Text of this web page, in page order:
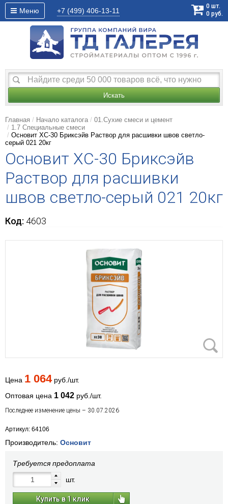
Меню +7 (499) 406-13-11
0 шт.
0 руб.
Искать
Главная Начало каталога
01.Сухие смеси и цемент
1.7 Специальные смеси
Основит XC-30 Бриксэйв Раствор для расшивки швов светло-
серый 021 20кг
Основит XC-30 Бриксэйв
Раствор для расшивки
швов светло-серый 021 20кг
Код: 4603
Цена 1 064руб./шт.
Оптовая цена 1 042 руб./шт.
Последнее изменение цены – 30.07.2026
Артикул: 64106
Производитель: Основит
Требуется предоплата
шт.
Купить в 1 клик